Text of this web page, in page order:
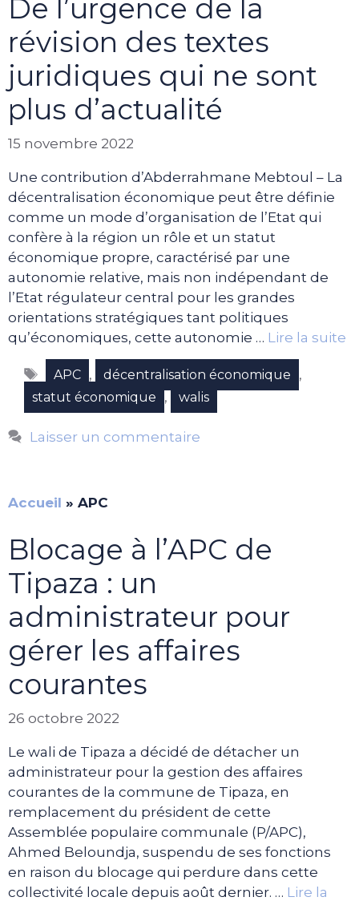
De l’urgence de la
révision des textes
juridiques qui ne sont
plus d’actualité
15 novembre 2022
Une contribution d’Abderrahmane Mebtoul – La
décentralisation économique peut être définie
comme un mode d’organisation de l’Etat qui
confère à la région un rôle et un statut
économique propre, caractérisé par une
autonomie relative, mais non indépendant de
l’Etat régulateur central pour les grandes
orientations stratégiques tant politiques
qu’économiques, cette autonomie … Lire la suite
Étiquettes
APC , décentralisation économique ,
statut économique , walis
Laisser un commentaire
Accueil » APC
Blocage à l’APC de
Tipaza : un
administrateur pour
gérer les affaires
courantes
26 octobre 2022
Le wali de Tipaza a décidé de détacher un
administrateur pour la gestion des affaires
courantes de la commune de Tipaza, en
remplacement du président de cette
Assemblée populaire communale (P/APC),
Ahmed Beloundja, suspendu de ses fonctions
en raison du blocage qui perdure dans cette
collectivité locale depuis août dernier. … Lire la